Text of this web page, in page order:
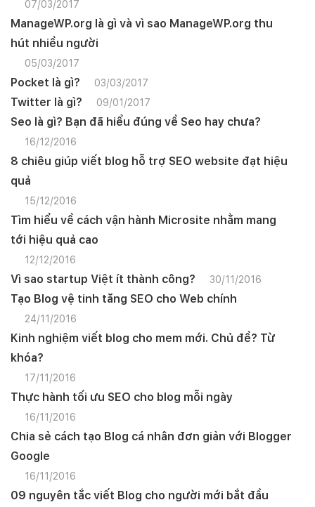
07/03/2017
ManageWP.org là gì và vì sao ManageWP.org thu
hút nhiều người
05/03/2017
Pocket là gì? 03/03/2017
Twitter là gì? 09/01/2017
Seo là gì? Bạn đã hiểu đúng về Seo hay chưa?
16/12/2016
8 chiêu giúp viết blog hỗ trợ SEO website đạt hiệu
quả
15/12/2016
Tìm hiểu về cách vận hành Microsite nhằm mang
tới hiệu quả cao
12/12/2016
Vì sao startup Việt ít thành công? 30/11/2016
Tạo Blog vệ tinh tăng SEO cho Web chính
24/11/2016
Kinh nghiệm viết blog cho mem mới. Chủ đề? Từ
khóa?
17/11/2016
Thực hành tối ưu SEO cho blog mỗi ngày
16/11/2016
Chia sẻ cách tạo Blog cá nhân đơn giản với Blogger
Google
16/11/2016
09 nguyên tắc viết Blog cho người mới bắt đầu